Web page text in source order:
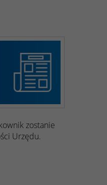
zostanie
Urzędu.